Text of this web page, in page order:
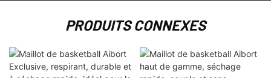
PRODUITS CONNEXES